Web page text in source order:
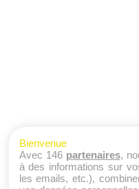
Bienvenue
Avec 146 partenaires,
à des informations sur
les emails, etc.),